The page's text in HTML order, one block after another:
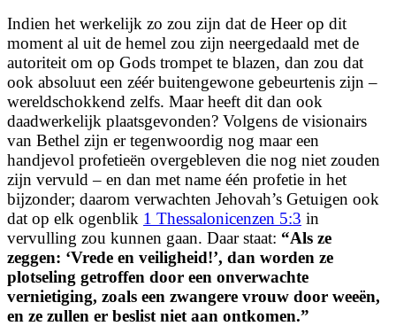
Indien het werkelijk zo zou zijn dat de Heer op dit
moment al uit de hemel zou zijn neergedaald met de
autoriteit om op Gods trompet te blazen, dan zou dat
ook absoluut een zéér buitengewone gebeurtenis zijn –
wereldschokkend zelfs. Maar heeft dit dan ook
daadwerkelijk plaatsgevonden? Volgens de visionairs
van Bethel zijn er tegenwoordig nog maar een
handjevol profetieën overgebleven die nog niet zouden
zijn vervuld – en dan met name één profetie in het
bijzonder; daarom verwachten Jehovah’s Getuigen ook
dat op elk ogenblik 1 Thessalonicenzen 5:3 in
vervulling zou kunnen gaan. Daar staat: “Als ze
zeggen: ‘Vrede en veiligheid!’, dan worden ze
plotseling getroffen door een onverwachte
vernietiging, zoals een zwangere vrouw door weeën,
en ze zullen er beslist niet aan ontkomen.”